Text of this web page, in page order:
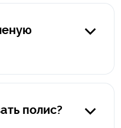
а также памятку "Что
полис?